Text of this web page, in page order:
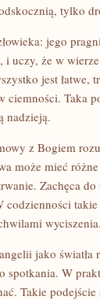
tylko
jego
i uczy, że w
jest
ciemności. Taka
nadzieją.
z Bogiem
może mieć
Zachęca
wyciszenia.
jako
spotkania. W
Takie podejście